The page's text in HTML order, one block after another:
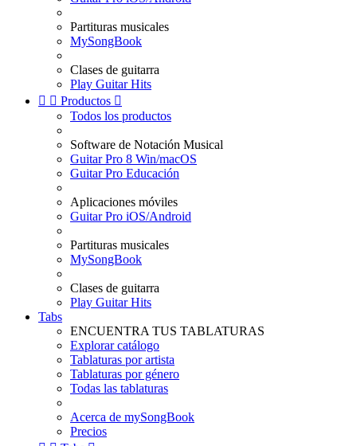
Partituras musicales
MySongBook
Clases de guitarra
Play Guitar Hits
  Productos 
Todos los productos
Software de Notación Musical
Guitar Pro 8 Win/macOS
Guitar Pro Educación
Aplicaciones móviles
Guitar Pro iOS/Android
Partituras musicales
MySongBook
Clases de guitarra
Play Guitar Hits
Tabs
ENCUENTRA TUS TABLATURAS
Explorar catálogo
Tablaturas por artista
Tablaturas por género
Todas las tablaturas
Acerca de mySongBook
Precios